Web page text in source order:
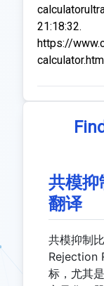
21:18:32.
https://
共模抑
翻译
共模抑制
Rejection
标，尤其